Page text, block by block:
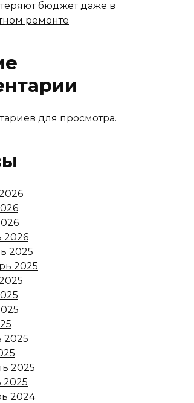
бюджет даже в
ремонте
для просмотра.
2026
2025
2025
2025
2025
2025
2024